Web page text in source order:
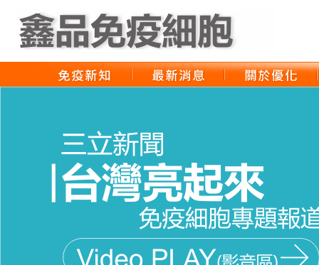
姓名：王明勇 / 職業：澳洲生藥學院 營養學醫師